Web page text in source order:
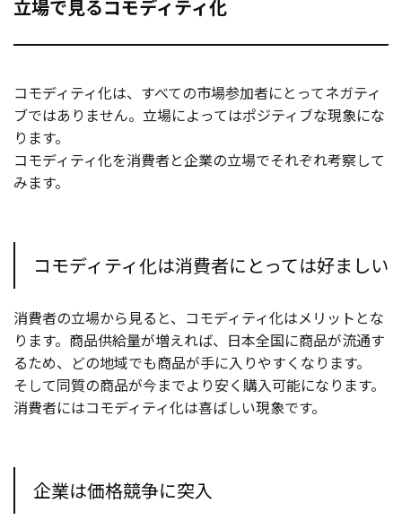
立場で見るコモディティ化
コモディティ化は、すべての市場参加者にとってネガティ
ブではありません。立場によってはポジティブな現象にな
ります。
コモディティ化を消費者と企業の立場でそれぞれ考察して
みます。
コモディティ化は消費者にとっては好ましい
消費者の立場から見ると、コモディティ化はメリットとな
ります。商品供給量が増えれば、日本全国に商品が流通す
るため、どの地域でも商品が手に入りやすくなります。
そして同質の商品が今までより安く購入可能になります。
消費者にはコモディティ化は喜ばしい現象です。
企業は価格競争に突入